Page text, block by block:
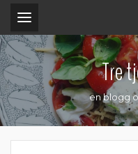
Tre
en blogg